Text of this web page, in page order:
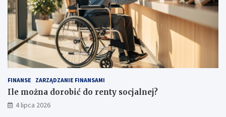
FINANSE ZARZĄDZANIE FINANSAMI
Ile można dorobić do renty socjalnej?
4 lipca 2026